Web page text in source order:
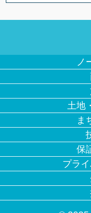
ノ
土地
ま
保
プラ